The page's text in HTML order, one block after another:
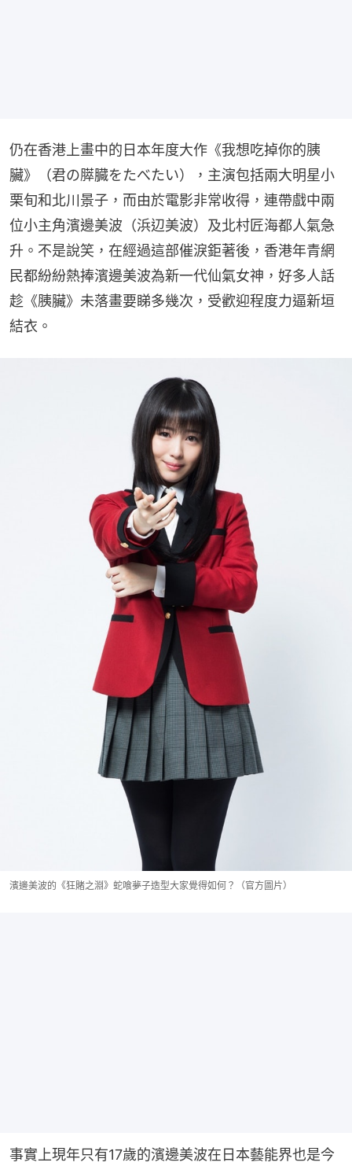
仍在香港上畫中的日本年度大作《我想吃掉你的胰
臟》（君の膵臓をたべたい），主演包括兩大明星小
栗旬和北川景子，而由於電影非常收得，連帶戲中兩
位小主角濱邊美波（浜辺美波）及北村匠海都人氣急
升。不是說笑，在經過這部催淚鉅著後，香港年青網
民都紛紛熱捧濱邊美波為新一代仙氣女神，好多人話
趁《胰臟》未落畫要睇多幾次，受歡迎程度力逼新垣
結衣。
濱邊美波的《狂賭之淵》蛇喰夢子造型大家覺得如何？（官方圖片）
事實上現年只有17歲的濱邊美波在日本藝能界也是今